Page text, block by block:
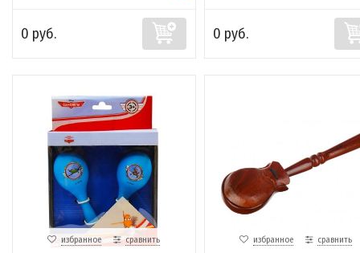
0 руб. 0 руб.
избранное сравнить избранное сравнить